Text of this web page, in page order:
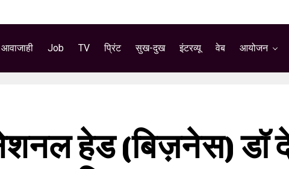
आवाजाही Job TV प्रिंट सुख-दुख इंटरव्यू वेब आयोजन
हेड (बिज़नेस) डॉ